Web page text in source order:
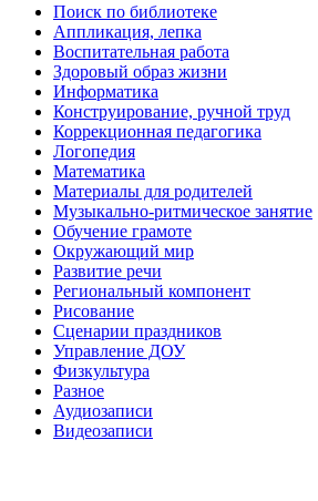
Поиск по библиотеке
Аппликация, лепка
Воспитательная работа
Здоровый образ жизни
Информатика
Конструирование, ручной труд
Коррекционная педагогика
Логопедия
Математика
Материалы для родителей
Музыкально-ритмическое занятие
Обучение грамоте
Окружающий мир
Развитие речи
Региональный компонент
Рисование
Сценарии праздников
Управление ДОУ
Физкультура
Разное
Аудиозаписи
Видеозаписи